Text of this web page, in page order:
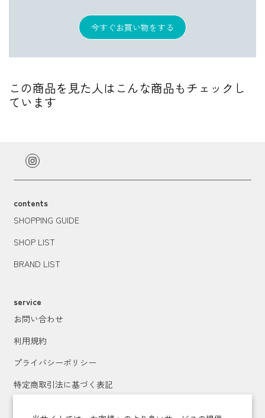
今すぐお買い物をする
この商品を見た人はこんな商品もチェックし
ています
contents
SHOPPING GUIDE
SHOP LIST
BRAND LIST
service
お問い合わせ
利用規約
プライバシーポリシー
特定商取引法に基づく表記